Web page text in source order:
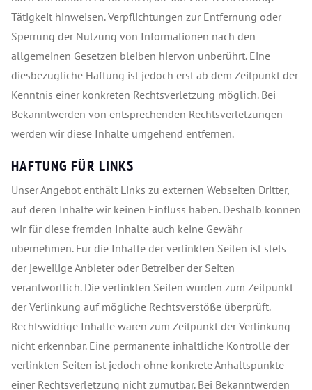
Tätigkeit hinweisen. Verpflichtungen zur Entfernung oder
Sperrung der Nutzung von Informationen nach den
allgemeinen Gesetzen bleiben hiervon unberührt. Eine
diesbezügliche Haftung ist jedoch erst ab dem Zeitpunkt der
Kenntnis einer konkreten Rechtsverletzung möglich. Bei
Bekanntwerden von entsprechenden Rechtsverletzungen
werden wir diese Inhalte umgehend entfernen.
HAFTUNG FÜR LINKS
Unser Angebot enthält Links zu externen Webseiten Dritter,
auf deren Inhalte wir keinen Einfluss haben. Deshalb können
wir für diese fremden Inhalte auch keine Gewähr
übernehmen. Für die Inhalte der verlinkten Seiten ist stets
der jeweilige Anbieter oder Betreiber der Seiten
verantwortlich. Die verlinkten Seiten wurden zum Zeitpunkt
der Verlinkung auf mögliche Rechtsverstöße überprüft.
Rechtswidrige Inhalte waren zum Zeitpunkt der Verlinkung
nicht erkennbar. Eine permanente inhaltliche Kontrolle der
verlinkten Seiten ist jedoch ohne konkrete Anhaltspunkte
einer Rechtsverletzung nicht zumutbar. Bei Bekanntwerden